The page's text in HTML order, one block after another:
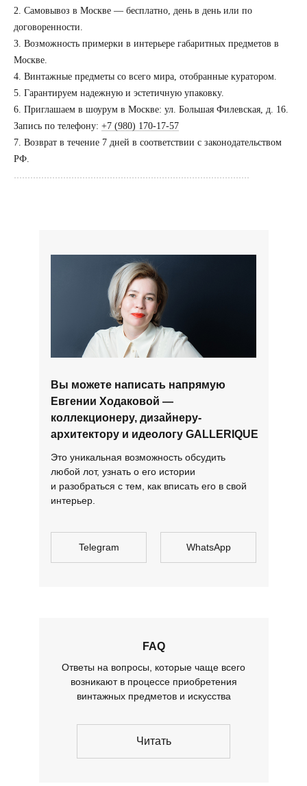
2. Самовывоз в Москве — бесплатно, день в день или по
договоренности.
3. Возможность примерки в интерьере габаритных предметов в
Москве.
4. Винтажные предметы со всего мира, отобранные куратором.
5. Гарантируем надежную и эстетичную упаковку.
6. Приглашаем в шоурум в Москве: ул. Большая Филевская, д. 16.
Запись по телефону: +7 (980) 170-17-57
7. Возврат в течение 7 дней в соответствии с законодательством
РФ.
......................................................................................
Telegram WhatsApp
Это уникальная возможность обсудить
любой лот, узнать о его истории
и разобраться с тем, как вписать его в свой
интерьер.
FAQ
Ответы на вопросы, которые чаще всего
возникают в процессе приобретения
винтажных предметов и искусства
Вы можете написать напрямую
Евгении Ходаковой —
коллекционеру, дизайнеру-
архитектору и идеологу GALLERIQUE
Вы можете
Евгении
архитектору и
Посещение только
договоренности
Читать